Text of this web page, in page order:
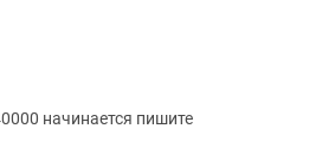
начинается пишите